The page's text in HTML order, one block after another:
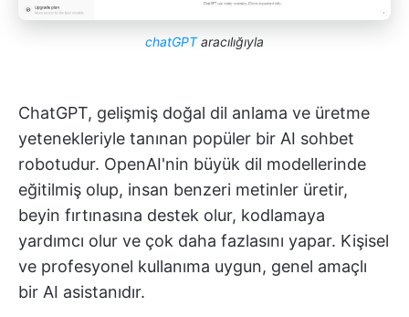
chatGPTaracılığıyla
ChatGPT, gelişmiş doğal dil anlama ve üretme
yetenekleriyle tanınan popüler bir AI sohbet
robotudur. OpenAI'nin büyük dil modellerinde
eğitilmiş olup, insan benzeri metinler üretir,
beyin fırtınasına destek olur, kodlamaya
yardımcı olur ve çok daha fazlasını yapar. Kişisel
ve profesyonel kullanıma uygun, genel amaçlı
bir AI asistanıdır.